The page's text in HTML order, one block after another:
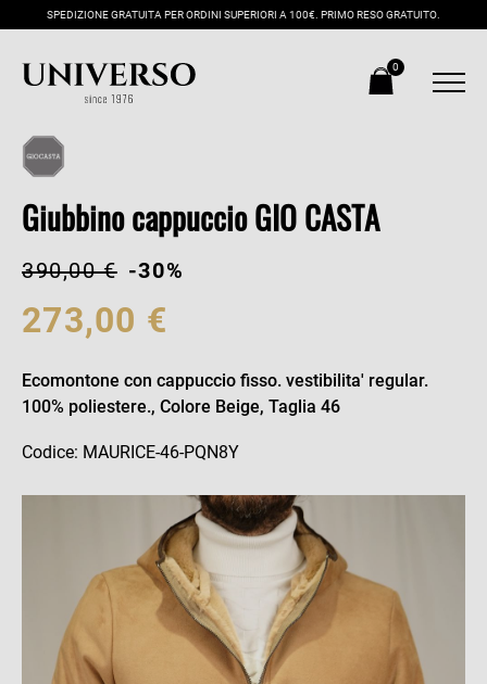
SPEDIZIONE GRATUITA PER ORDINI SUPERIORI A 100€. PRIMO RESO GRATUITO.
0
Giubbino cappuccio GIO CASTA
390,00 € -30%
273,00 €
Ecomontone con cappuccio fisso. vestibilita' regular.
100% poliestere., Colore Beige, Taglia 46
Codice: MAURICE-46-PQN8Y